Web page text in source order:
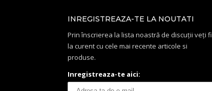
INREGISTREAZA-TE LA NOUTATI
Prin înscrierea la lista noastră de discuții veți fi
la curent cu cele mai recente articole si
produse.
Inregistreaza-te aici: